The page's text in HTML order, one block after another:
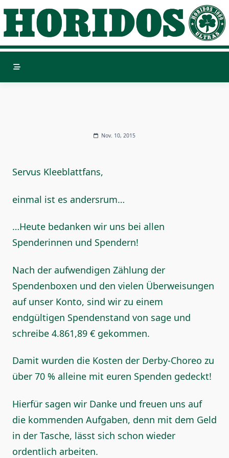
to
content
Nov. 10, 2015
Servus Kleeblattfans,
einmal ist es andersrum…
…Heute bedanken wir uns bei allen
Spenderinnen und Spendern!
Nach der aufwendigen Zählung der
Spendenboxen und den vielen Überweisungen
auf unser Konto, sind wir zu einem
endgültigen Spendenstand von sage und
schreibe 4.861,89 € gekommen.
Damit wurden die Kosten der Derby-Choreo zu
über 70 % alleine mit euren Spenden gedeckt!
Hierfür sagen wir Danke und freuen uns auf
die kommenden Aufgaben, denn mit dem Geld
in der Tasche, lässt sich schon wieder
ordentlich arbeiten.